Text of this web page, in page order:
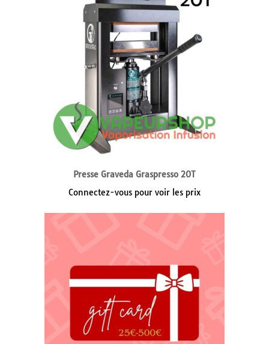
Presse Graveda Graspresso 20T
Connectez-vous pour voir les prix